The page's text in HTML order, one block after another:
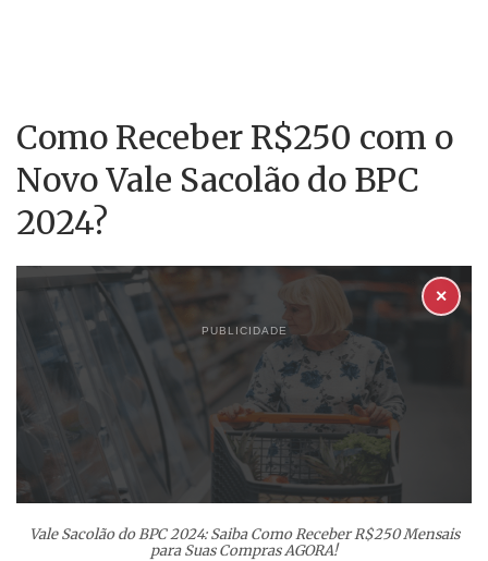
Como Receber R$250 com o
Novo Vale Sacolão do BPC
2024?
PUBLICIDADE
✕
Vale Sacolão do BPC 2024: Saiba Como Receber R$250 Mensais
para Suas Compras AGORA!